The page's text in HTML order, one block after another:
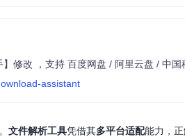
assistant
文件解析工具凭借其多平台适配能力，